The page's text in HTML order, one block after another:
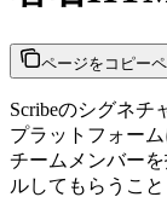
ページをコピー
Scribeのシグネ
プラットフォー
チームメンバー
ルしてもらうこと